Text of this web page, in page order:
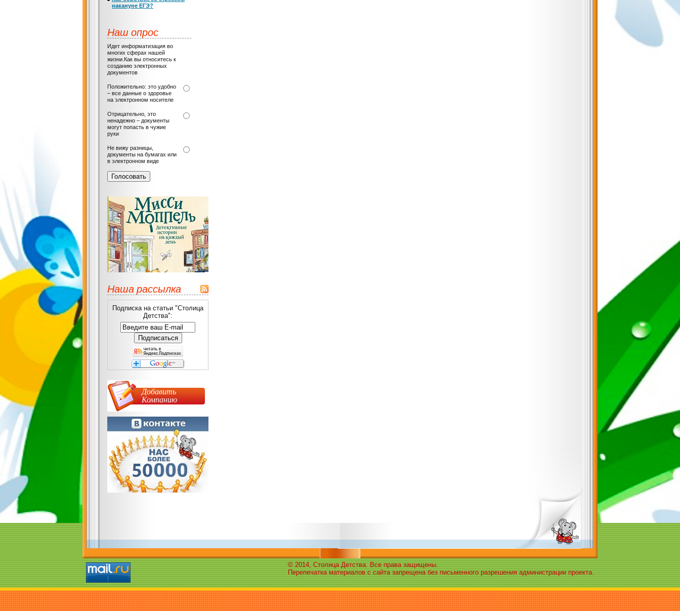
накануне ЕГЭ?
Наш опрос
Идет информатизация во
многих сферах нашей
жизни.Как вы относитесь к
созданию электронных
документов
Положительно: это удобно
– все данные о здоровье
на электронном носителе
Отрицательно, это
ненадежно – документы
могут попасть в чужие
руки
Не вижу разницы,
документы на бумагах или
в электронном виде
Наша рассылка
Подписка на статьи "Столица
Детства":
Добавить
Компанию
© 2014, Столица Детства. Все права защищены.
Перепечатка материалов с сайта запрещена без письменного разрешения администрации проекта.